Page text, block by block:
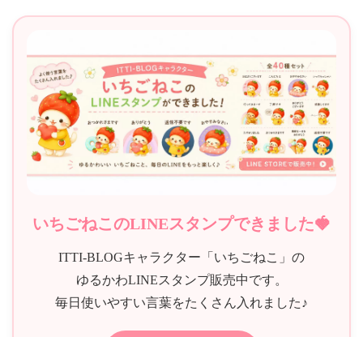
ー
いちごねこのLINEスタンプできました🍓
ITTI-BLOGキャラクター「いちごねこ」の
ゆるかわLINEスタンプ販売中です。
毎日使いやすい言葉をたくさん入れました♪